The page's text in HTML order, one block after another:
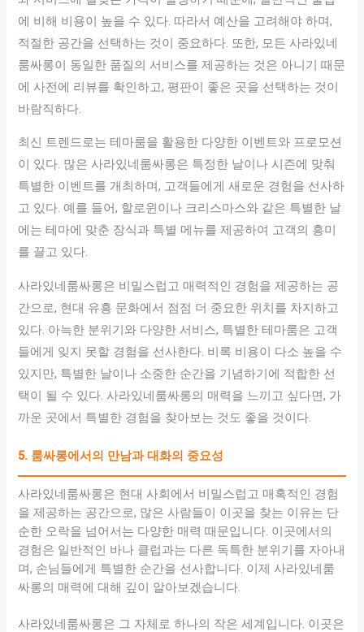
에 비해 비용이 높을 수 있다. 따라서 예산을 고려해야 하며,
적절한 공간을 선택하는 것이 중요하다. 또한, 모든 사라있네
룸싸롱이 동일한 품질의 서비스를 제공하는 것은 아니기 때문
에 사전에 리뷰를 확인하고, 평판이 좋은 곳을 선택하는 것이
바람직하다.
최신 트렌드로는 테마룸을 활용한 다양한 이벤트와 프로모션
이 있다. 많은 사라있네룸싸롱은 특정한 날이나 시즌에 맞춰
특별한 이벤트를 개최하며, 고객들에게 새로운 경험을 선사하
고 있다. 예를 들어, 할로윈이나 크리스마스와 같은 특별한 날
에는 테마에 맞춘 장식과 특별 메뉴를 제공하여 고객의 흥미
를 끌고 있다.
사라있네룸싸롱은 비밀스럽고 매력적인 경험을 제공하는 공
간으로, 현대 유흥 문화에서 점점 더 중요한 위치를 차지하고
있다. 아늑한 분위기와 다양한 서비스, 특별한 테마룸은 고객
들에게 잊지 못할 경험을 선사한다. 비록 비용이 다소 높을 수
있지만, 특별한 날이나 소중한 순간을 기념하기에 적합한 선
택이 될 수 있다. 사라있네룸싸롱의 매력을 느끼고 싶다면, 가
까운 곳에서 특별한 경험을 찾아보는 것도 좋을 것이다.
5. 룸싸롱에서의 만남과 대화의 중요성
사라있네룸싸롱은 현대 사회에서 비밀스럽고 매혹적인 경험
을 제공하는 공간으로, 많은 사람들이 이곳을 찾는 이유는 단
순한 오락을 넘어서는 다양한 매력 때문입니다. 이곳에서의
경험은 일반적인 바나 클럽과는 다른 독특한 분위기를 자아내
며, 손님들에게 특별한 순간을 선사합니다. 이제 사라있네룸
싸롱의 매력에 대해 깊이 알아보겠습니다.
사라있네룸싸롱은 그 자체로 하나의 작은 세계입니다. 이곳은